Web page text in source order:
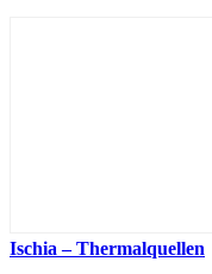
Ischia – Thermalquellen